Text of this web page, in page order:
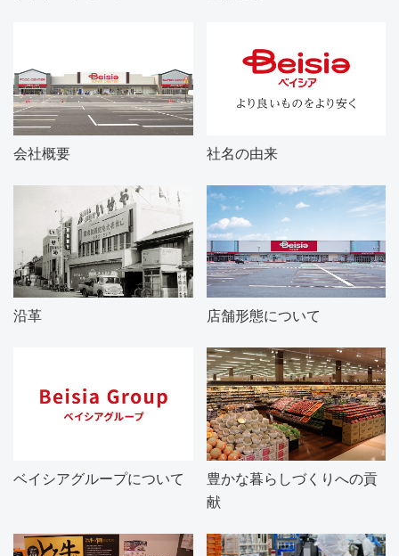
会社概要 社名の由来
沿革 店舗形態について
ベイシアグループについて
豊かな暮らしづくりへの貢
献